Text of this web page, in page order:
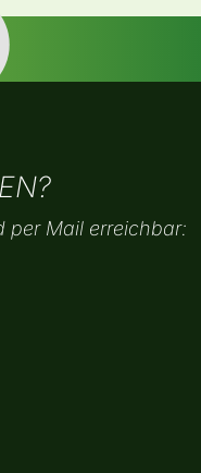
per Mail erreichbar: